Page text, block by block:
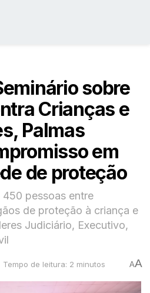
sobre
Crianças e
Palmas
em
de proteção
450 pessoas entre
de proteção à criança e
Judiciário, Executivo,
Tempo de leitura: 2 minutos AA